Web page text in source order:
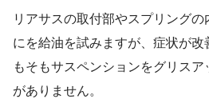
リアサスの取付部やスプリング
にを給油を試みますが、症状が
もそもサスペンションをグリス
がありません。